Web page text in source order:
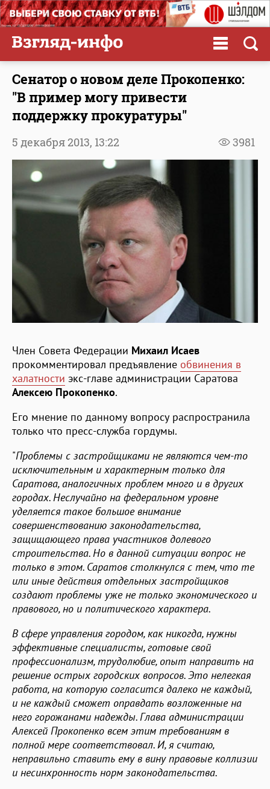
Сенатор о новом деле Прокопенко:
"В пример могу привести
поддержку прокуратуры"
3981
5 декабря 2013, 13:22
Член Совета Федерации Михаил Исаев
прокомментировал предъявление обвинения в
халатности экс-главе администрации Саратова
Алексею Прокопенко.
Его мнение по данному вопросу распространила
только что пресс-служба гордумы.
"Проблемы с застройщиками не являются чем-то
исключительным и характерным только для
Саратова, аналогичных проблем много и в других
городах. Неслучайно на федеральном уровне
уделяется такое большое внимание
совершенствованию законодательства,
защищающего права участников долевого
строительства. Но в данной ситуации вопрос не
только в этом. Саратов столкнулся с тем, что те
или иные действия отдельных застройщиков
создают проблемы уже не только экономического и
правового, но и политического характера.
В сфере управления городом, как никогда, нужны
эффективные специалисты, готовые свой
профессионализм, трудолюбие, опыт направить на
решение острых городских вопросов. Это нелегкая
работа, на которую согласится далеко не каждый,
и не каждый сможет оправдать возложенные на
него горожанами надежды. Глава администрации
Алексей Прокопенко всем этим требованиям в
полной мере соответствовал. И, я считаю,
неправильно ставить ему в вину правовые коллизии
и несинхронность норм законодательства.